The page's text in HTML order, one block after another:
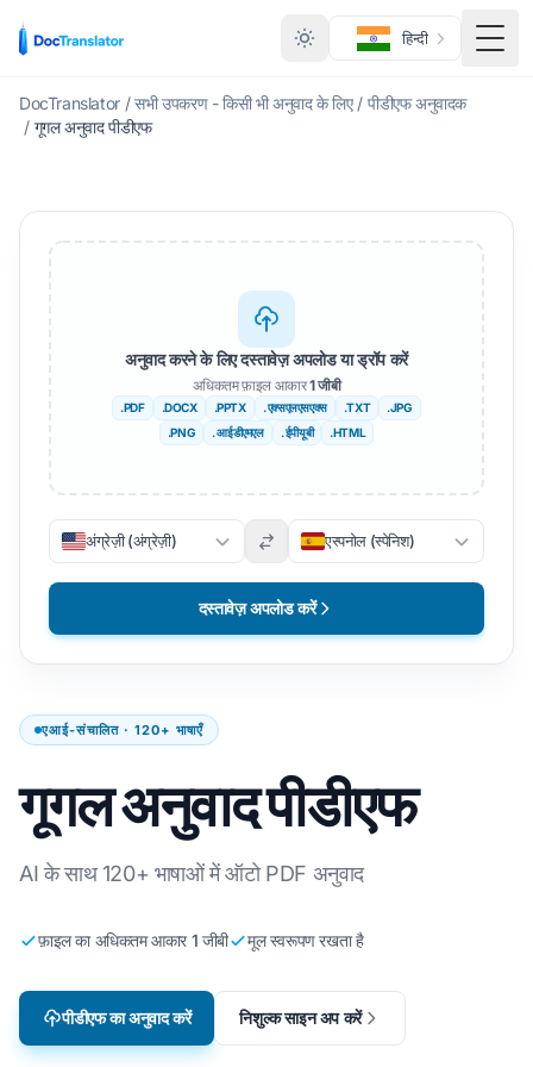
हिन्दी
टॉगल
DocTranslator / सभी उपकरण - किसी भी अनुवाद के लिए / पीडीएफ अनुवादक
/ गूगल अनुवाद पीडीएफ
एआई-संचालित · 120+ भाषाएँ
गूगल अनुवाद पीडीएफ
AI के साथ 120+ भाषाओं में ऑटो PDF अनुवाद
फ़ाइल का अधिकतम आकार 1 जीबी मूल स्वरूपण रखता है
पीडीएफ का अनुवाद करें निशुल्क साइन अप करें
अनुवाद करने के लिए दस्तावेज़ अपलोड या ड्रॉप करें
अधिकतम फ़ाइल आकार1 जीबी
.PDF .DOCX .PPTX . एक्सएलएसएक्स .TXT
.JPG
.PNG
. आईडीएमएल . ईपीयूबी .HTML
अंग्रेज़ी (अंग्रेज़ी) एस्पनोल (स्पेनिश)
दस्तावेज़ अपलोड करें